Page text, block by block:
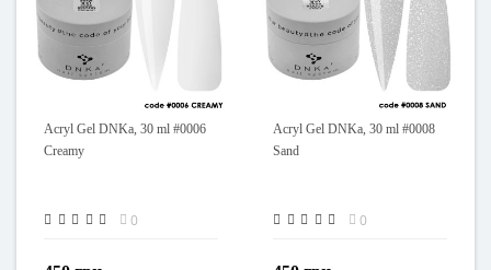
Acryl Gel DNKa, 30 ml #0006
Creamy
0
Acryl Gel DNKa, 30 ml #0008
Sand
0